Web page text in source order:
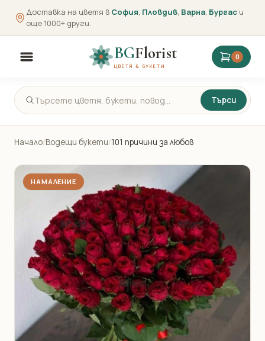
Доставка на цветя в София, Пловдив, Варна, Бургас и
още 1000+ други.
BGFlorist
ЦВЕТЯ & БУКЕТИ
0
Търси
Начало/Водещи букети/101 причини за любов
НАМАЛЕНИЕ